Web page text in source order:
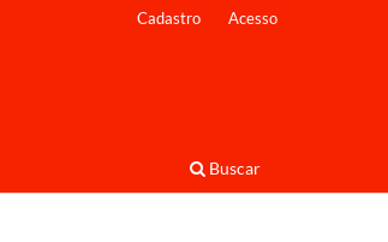
Buscar
Cadastro Acesso